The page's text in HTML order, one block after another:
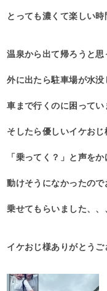
とっても濃くて楽しい時
温泉から出て帰ろうと
外に出たら駐車場が水没
車まで行くのに困ってい
そしたら優しいイケお
「乗ってく？」と声を
動けそうになかったので
乗せてもらいました、、
イケおじ様ありがとう